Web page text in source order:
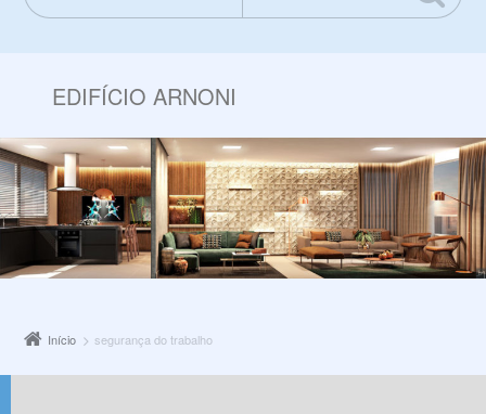
EDIFÍCIO ARNONI
Início segurança do trabalho